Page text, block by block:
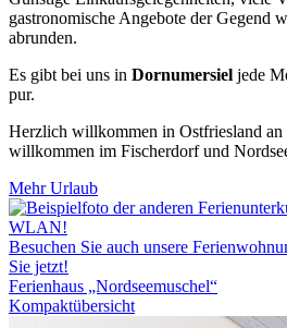
gastronomische Angebote der Gegend
abrunden.
Es gibt bei uns in Dornumersiel jede
pur.
Herzlich willkommen in Ostfriesland
willkommen im Fischerdorf und
Mehr Urlaub
WLAN!
Besuchen Sie auch unsere
Sie jetzt!
Ferienhaus „Nordseemuschel“
Kompaktübersicht